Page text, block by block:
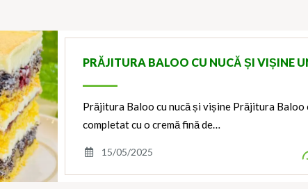
PRĂJITURA BALOO CU NUCĂ ȘI VIȘINE
Prăjitura Baloo cu nucă și vișine Prăjitura Baloo
completat cu o cremă fină de…
15/05/2025